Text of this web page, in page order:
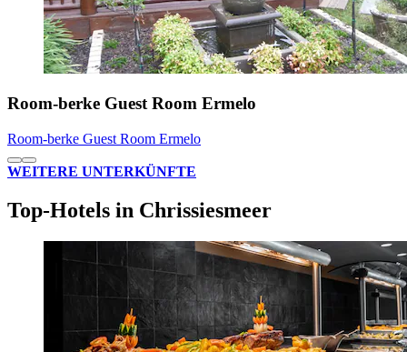
Room-berke Guest Room Ermelo
Room-berke Guest Room Ermelo
WEITERE UNTERKÜNFTE
Top-Hotels in Chrissiesmeer